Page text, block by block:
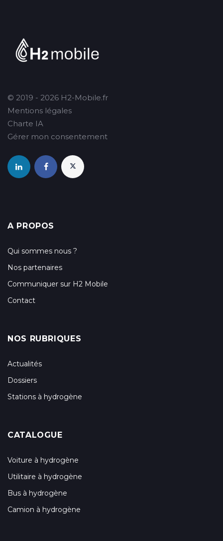
© 2019 - 2026 H2-Mobile.fr
Mentions légales
Charte IA
Gérer mon consentement
A PROPOS
Qui sommes nous ?
Nos partenaires
Communiquer sur H2 Mobile
Contact
NOS RUBRIQUES
Actualités
Dossiers
Stations à hydrogène
CATALOGUE
Voiture à hydrogène
Utilitaire à hydrogène
Bus à hydrogène
Camion à hydrogène